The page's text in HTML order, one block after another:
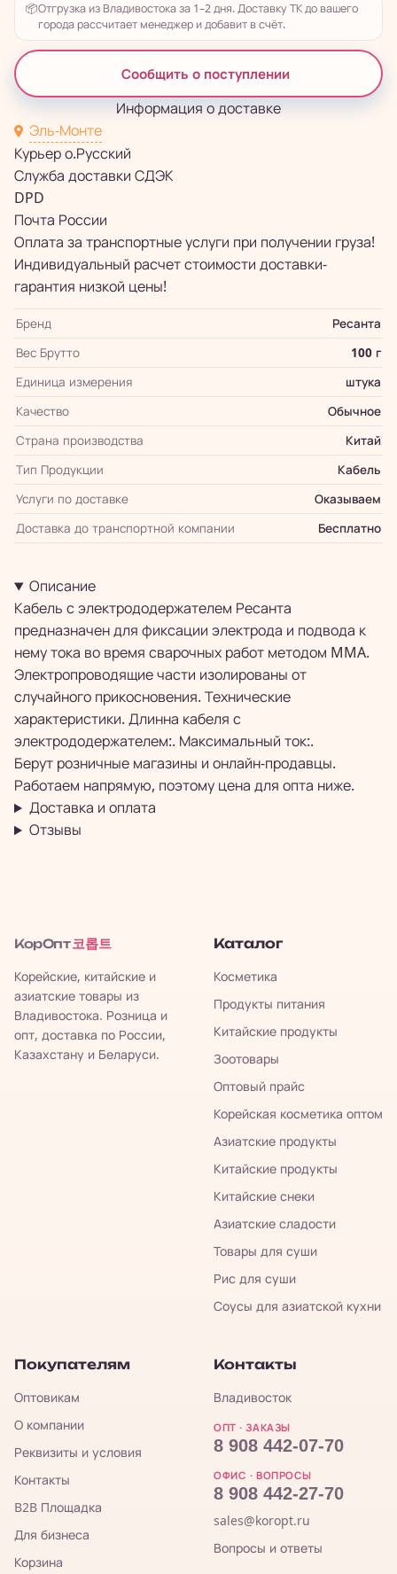
📦Отгрузка из Владивостока за 1–2 дня. Доставку ТК до вашего
города рассчитает менеджер и добавит в счёт.
Сообщить о поступлении
Информация о доставке
Эль-Монте
Курьер о.Русский
Служба доставки СДЭК
DPD
Почта России
Оплата за транспортные услуги при получении груза!
Индивидуальный расчет стоимости доставки-
гарантия низкой цены!
Бренд
Ресанта
Вес Брутто
100 г
Единица измерения
штука
Качество
Обычное
Страна производства
Китай
Тип Продукции
Кабель
Услуги по доставке
Оказываем
Доставка до транспортной компании
Бесплатно
Описание
Кабель с электрододержателем Ресанта
предназначен для фиксации электрода и подвода к
нему тока во время сварочных работ методом MMA.
Электропроводящие части изолированы от
случайного прикосновения. Технические
характеристики. Длинна кабеля с
электрододержателем:. Максимальный ток:.
Берут розничные магазины и онлайн-продавцы.
Работаем напрямую, поэтому цена для опта ниже.
Доставка и оплата
Отзывы
КорОпт 코롭트
Корейские, китайские и
азиатские товары из
Владивостока. Розница и
опт, доставка по России,
Казахстану и Беларуси.
Каталог
Косметика
Продукты питания
Китайские продукты
Зоотовары
Оптовый прайс
Корейская косметика оптом
Азиатские продукты
Китайские продукты
Китайские снеки
Азиатские сладости
Товары для суши
Рис для суши
Соусы для азиатской кухни
Покупателям
Оптовикам
О компании
Реквизиты и условия
Контакты
B2B Площадка
Для бизнеса
Корзина
Контакты
Владивосток
ОПТ · ЗАКАЗЫ
8 908 442-07-70
ОФИС · ВОПРОСЫ
8 908 442-27-70
sales@koropt.ru
Вопросы и ответы